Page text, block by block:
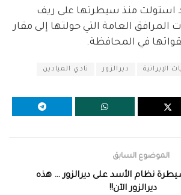
استولت منذ سيطرتها على ريف
المرافق العامة التي حولتها إلى مقار
في المحافظة.
الإيرانية ديرالزور نادي الميادين
الموضوع السابق
نظام الأسد على ديرالزور … هذه
ديرالزور الآن!!